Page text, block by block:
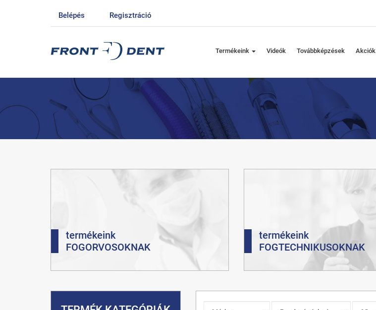
Belépés Regisztráció
Termékeink Videók Továbbképzések Akciók
termékeink
FOGORVOSOKNAK
termékeink
FOGTECHNIKUSOKNAK